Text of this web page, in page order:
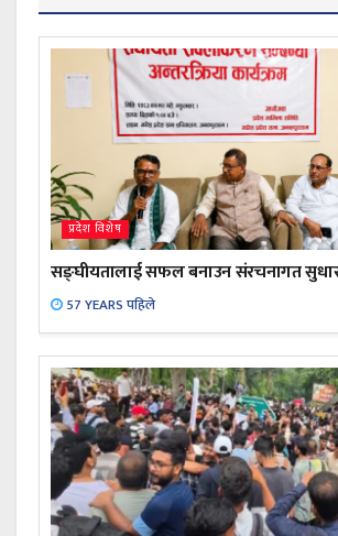
प्रदेश विशेष
सङ्घीयतालाई सफल बनाउन संरचनागत सुधार
57 YEARS पहिले